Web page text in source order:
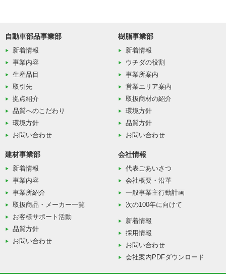
自動車部品事業部
新着情報
事業内容
生産品目
取引先
拠点紹介
品質へのこだわり
環境方針
お問い合わせ
樹脂事業部
新着情報
ウチダの役割
事業所案内
営業エリア案内
取扱商材の紹介
環境方針
品質方針
お問い合わせ
建材事業部
新着情報
事業内容
事業所紹介
取扱商品・メーカー一覧
お客様サポート活動
品質方針
お問い合わせ
会社情報
代表ごあいさつ
会社概要・沿革
一般事業主行動計画
次の100年に向けて
新着情報
採用情報
お問い合わせ
会社案内PDFダウンロード